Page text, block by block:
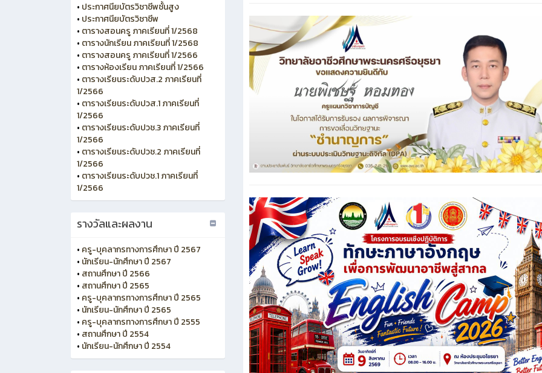
• ประกาศนียบัตรวิชาชีพชั้นสูง
• ประกาศนียบัตรวิชาชีพ
• ตารางสอนครู ภาคเรียนที่ 1/2568
• ตารางนักเรียน ภาคเรียนที่ 1/2568
• ตารางสอนครู ภาคเรียนที่ 1/2566
• ตารางห้องเรียน ภาคเรียนที่ 1/2566
• ตารางเรียนระดับปวส.2 ภาคเรียนที่
1/2566
• ตารางเรียนระดับปวส.1 ภาคเรียนที่
1/2566
• ตารางเรียนระดับปวช.3 ภาคเรียนที่
1/2566
• ตารางเรียนระดับปวช.2 ภาคเรียนที่
1/2566
• ตารางเรียนระดับปวช.1 ภาคเรียนที่
1/2566
รางวัลและผลงาน
• ครู-บุคลากรทางการศึกษา ปี 2567
• นักเรียน-นักศึกษา ปี 2567
• สถานศึกษา ปี 2566
• สถานศึกษา ปี 2565
• ครู-บุคลากรทางการศึกษา ปี 2565
• นักเรียน-นักศึกษา ปี 2565
• ครู-บุคลากรทางการศึกษา ปี 2555
• สถานศึกษา ปี 2554
• นักเรียน-นักศึกษา ปี 2554